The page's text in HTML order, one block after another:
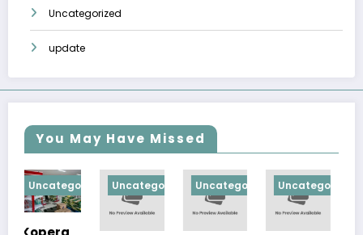
Uncategorized
update
You May Have Missed
Uncategorized Uncategorized Uncategorized